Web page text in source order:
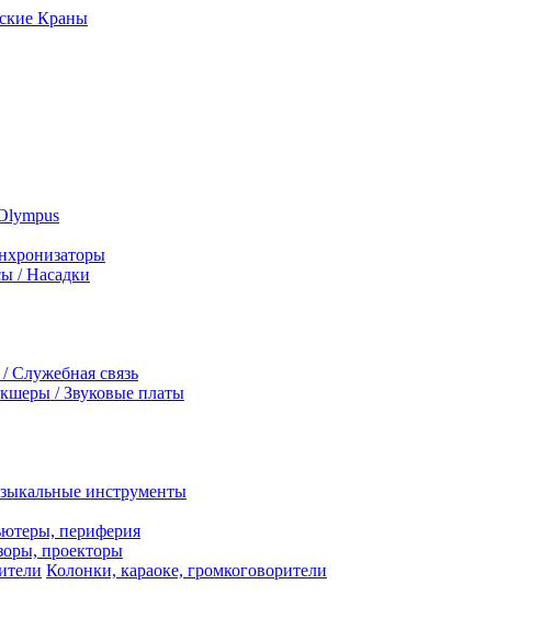
Краны
/ Насадки
Служебная связь
/ Звуковые платы
инструменты
периферия
проекторы
Колонки, караоке, громкоговорители